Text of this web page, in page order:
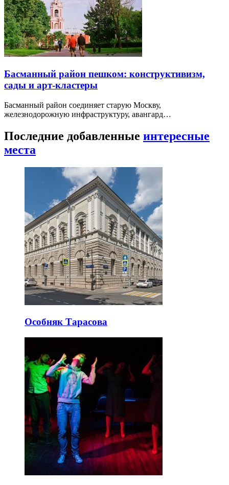
Басманный район пешком: конструктивизм,
сады и арт-кластеры
Басманный район соединяет старую Москву,
железнодорожную инфраструктуру, авангард…
Последние добавленные интересные
места
Особняк Тарасова